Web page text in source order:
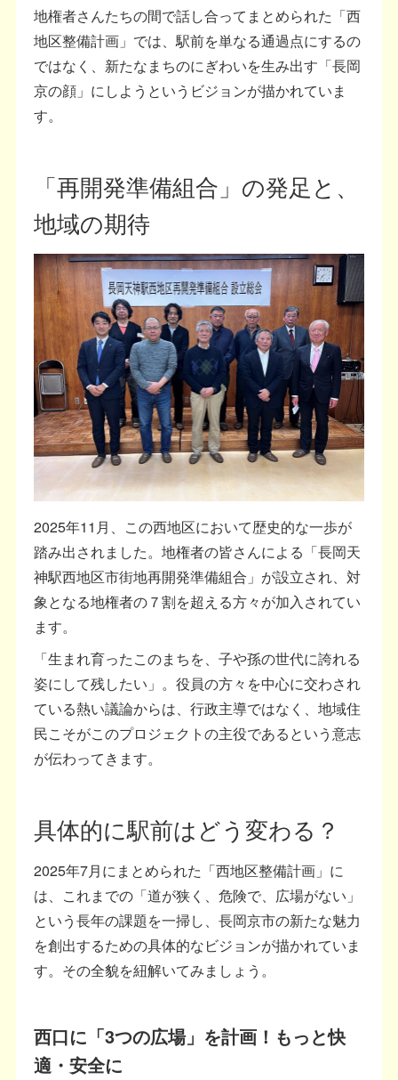
地権者さんたちの間で話し合ってまとめられた「西
地区整備計画」では、駅前を単なる通過点にするの
ではなく、新たなまちのにぎわいを生み出す「長岡
京の顔」にしようというビジョンが描かれていま
す。
「再開発準備組合」の発足と、
地域の期待
2025年11月、この西地区において歴史的な一歩が
踏み出されました。地権者の皆さんによる「長岡天
神駅西地区市街地再開発準備組合」が設立され、対
象となる地権者の７割を超える方々が加入されてい
ます。
「生まれ育ったこのまちを、子や孫の世代に誇れる
姿にして残したい」。役員の方々を中心に交わされ
ている熱い議論からは、行政主導ではなく、地域住
民こそがこのプロジェクトの主役であるという意志
が伝わってきます。
具体的に駅前はどう変わる？
2025年7月にまとめられた「西地区整備計画」に
は、これまでの「道が狭く、危険で、広場がない」
という長年の課題を一掃し、長岡京市の新たな魅力
を創出するための具体的なビジョンが描かれていま
す。その全貌を紐解いてみましょう。
西口に「3つの広場」を計画！もっと快
適・安全に